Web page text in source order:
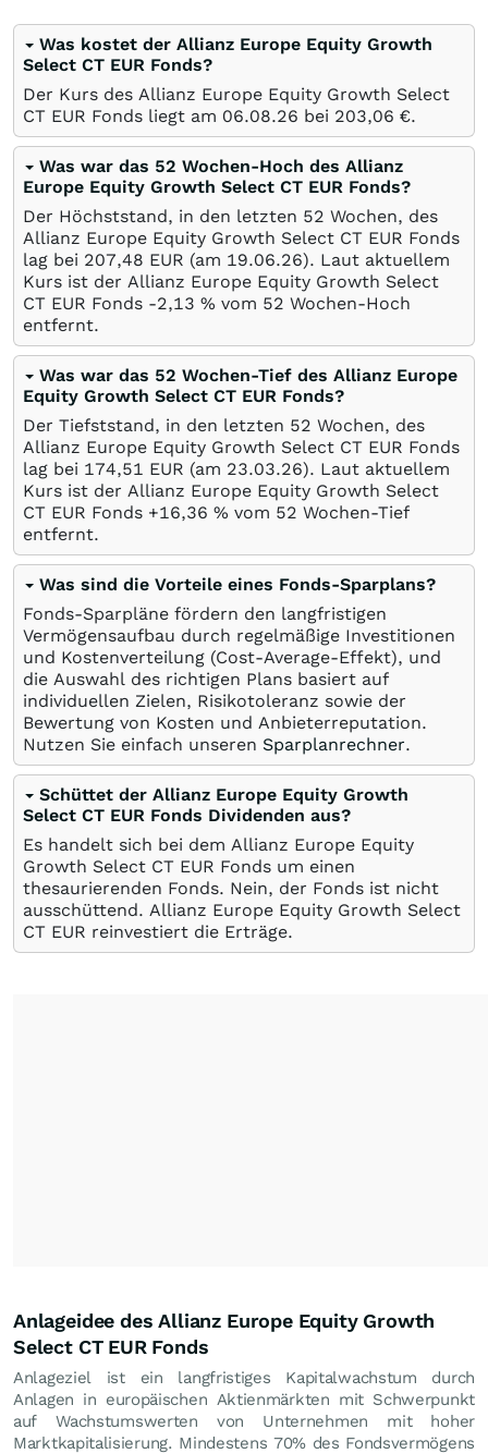
Was kostet der Allianz Europe Equity Growth
Select CT EUR Fonds?
Der Kurs des Allianz Europe Equity Growth Select
CT EUR Fonds liegt am 06.08.26 bei 203,06 €.
Was war das 52 Wochen-Hoch des Allianz
Europe Equity Growth Select CT EUR Fonds?
Der Höchststand, in den letzten 52 Wochen, des
Allianz Europe Equity Growth Select CT EUR Fonds
lag bei 207,48 EUR (am 19.06.26). Laut aktuellem
Kurs ist der Allianz Europe Equity Growth Select
CT EUR Fonds -2,13 % vom 52 Wochen-Hoch
entfernt.
Was war das 52 Wochen-Tief des Allianz Europe
Equity Growth Select CT EUR Fonds?
Der Tiefststand, in den letzten 52 Wochen, des
Allianz Europe Equity Growth Select CT EUR Fonds
lag bei 174,51 EUR (am 23.03.26). Laut aktuellem
Kurs ist der Allianz Europe Equity Growth Select
CT EUR Fonds +16,36 % vom 52 Wochen-Tief
entfernt.
Was sind die Vorteile eines Fonds-Sparplans?
Fonds-Sparpläne fördern den langfristigen
Vermögensaufbau durch regelmäßige Investitionen
und Kostenverteilung (Cost-Average-Effekt), und
die Auswahl des richtigen Plans basiert auf
individuellen Zielen, Risikotoleranz sowie der
Bewertung von Kosten und Anbieterreputation.
Nutzen Sie einfach unseren Sparplanrechner.
Schüttet der Allianz Europe Equity Growth
Select CT EUR Fonds Dividenden aus?
Es handelt sich bei dem Allianz Europe Equity
Growth Select CT EUR Fonds um einen
thesaurierenden Fonds. Nein, der Fonds ist nicht
ausschüttend. Allianz Europe Equity Growth Select
CT EUR reinvestiert die Erträge.
Anlageidee des Allianz Europe Equity Growth
Select CT EUR Fonds
Anlageziel ist ein langfristiges Kapitalwachstum durch
Anlagen in europäischen Aktienmärkten mit Schwerpunkt
auf Wachstumswerten von Unternehmen mit hoher
Marktkapitalisierung. Mindestens 70% des Fondsvermögens